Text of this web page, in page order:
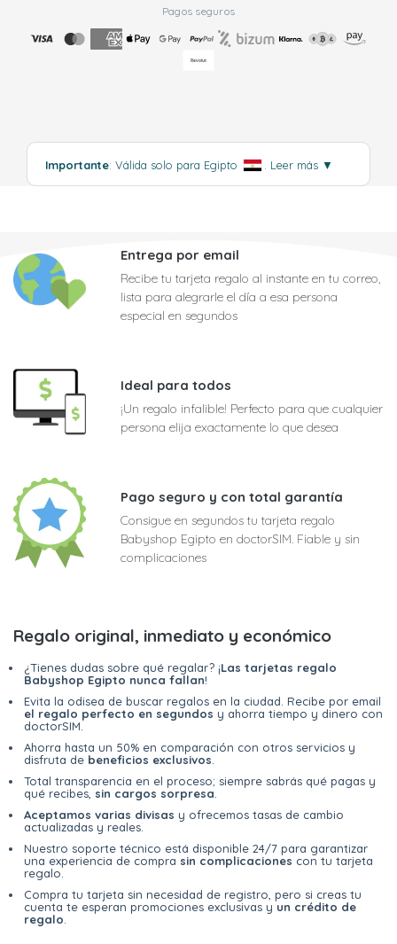
Pagos seguros
Importante: Válida solo para Egipto Leer más ▼
Entrega por email
Recibe tu tarjeta regalo al instante en tu correo,
lista para alegrarle el día a esa persona
especial en segundos
Ideal para todos
¡Un regalo infalible! Perfecto para que cualquier
persona elija exactamente lo que desea
Pago seguro y con total garantía
Consigue en segundos tu tarjeta regalo
Babyshop Egipto en doctorSIM. Fiable y sin
complicaciones
Regalo original, inmediato y económico
¿Tienes dudas sobre qué regalar? ¡Las tarjetas regalo
Babyshop Egipto nunca fallan!
Evita la odisea de buscar regalos en la ciudad. Recibe por email
el regalo perfecto en segundos y ahorra tiempo y dinero con
doctorSIM.
Ahorra hasta un 50% en comparación con otros servicios y
disfruta de beneficios exclusivos
Total transparencia en el proceso; siempre sabrás qué pagas y
qué recibes, sin cargos sorpresa
Aceptamos varias divisas y ofrecemos tasas de cambio
actualizadas y reales.
Nuestro soporte técnico está disponible 24/7 para garantizar
una experiencia de compra sin complicaciones con tu tarjeta
regalo.
Compra tu tarjeta sin necesidad de registro, pero si creas tu
cuenta te esperan promociones exclusivas y un crédito de
regalo